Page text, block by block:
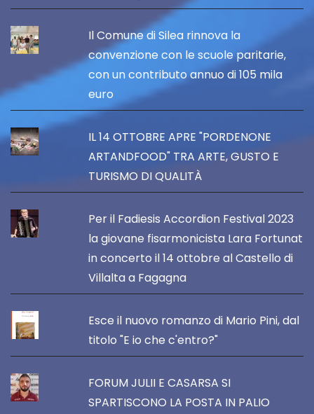
Il Comune di Silea rinnova la
convenzione con le scuole paritarie,
con un contributo annuo di 105 mila
euro
IL 14 OTTOBRE APRE "PORDENONE
ARTANDFOOD" TRA ARTE, GUSTO E
TURISMO DI QUALITÀ
Per il Fadiesis Accordion Festival 2023
la giovane fisarmonicista Lara Fortunat
in concerto il 14 ottobre al Castello di
Villalta a Fagagna
Esce il nuovo romanzo di Mario Pini, dal
titolo "E io che c'entro?"
FORUM JULII E CASARSA SI
SPARTISCONO LA POSTA IN PALIO